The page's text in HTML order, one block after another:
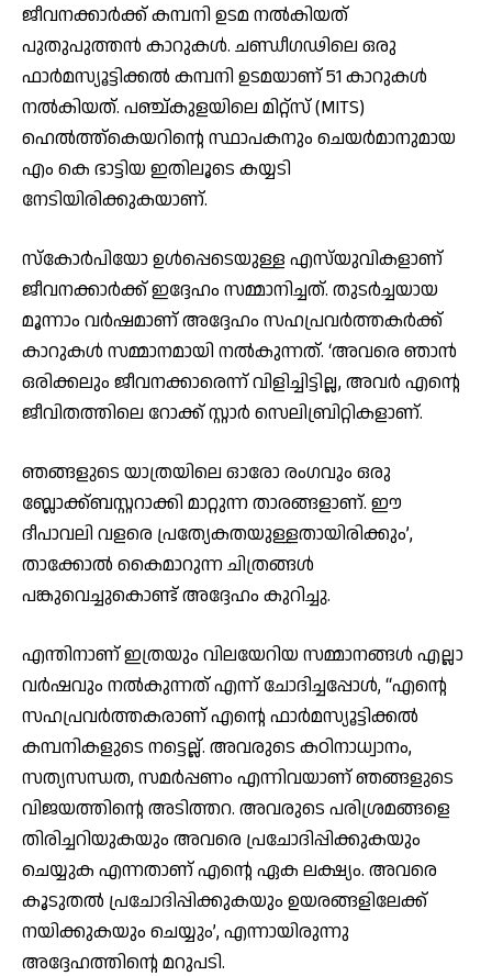
ജീവനക്കാർക്ക് കമ്പനി ഉടമ നൽകിയത്
പുതുപുത്തൻ കാറുകൾ. ചണ്ഡീഗഢിലെ ഒരു
ഫാർമസ്യൂട്ടിക്കൽ കമ്പനി ഉടമയാണ് 51 കാറുകൾ
നൽകിയത്. പഞ്ച്കുളയിലെ മിറ്റ്സ് (MITS)
ഹെൽത്ത്‌കെയറിൻ്റെ സ്ഥാപകനും ചെയർമാനുമായ
എം കെ ഭാട്ടിയ ഇതിലൂടെ കയ്യടി
നേടിയിരിക്കുകയാണ്.
സ്കോർപിയോ ഉൾപ്പെടെയുള്ള എസ്‌യുവികളാണ്
ജീവനക്കാർക്ക് ഇദ്ദേഹം സമ്മാനിച്ചത്. തുടർച്ചയായ
മൂന്നാം വർഷമാണ് അദ്ദേഹം സഹപ്രവർത്തകർക്ക്
കാറുകൾ സമ്മാനമായി നൽകുന്നത്. ‘അവരെ ഞാൻ
ഒരിക്കലും ജീവനക്കാരെന്ന് വിളിച്ചിട്ടില്ല, അവർ എന്റെ
ജീവിതത്തിലെ റോക്ക് സ്റ്റാർ സെലിബ്രിറ്റികളാണ്.
ഞങ്ങളുടെ യാത്രയിലെ ഓരോ രംഗവും ഒരു
ബ്ലോക്ക്ബസ്റ്ററാക്കി മാറ്റുന്ന താരങ്ങളാണ്. ഈ
ദീപാവലി വളരെ പ്രത്യേകതയുള്ളതായിരിക്കും’,
താക്കോൽ കൈമാറുന്ന ചിത്രങ്ങൾ
പങ്കുവെച്ചുകൊണ്ട് അദ്ദേഹം കുറിച്ചു.
എന്തിനാണ് ഇത്രയും വിലയേറിയ സമ്മാനങ്ങൾ എല്ലാ
വർഷവും നൽകുന്നത് എന്ന് ചോദിച്ചപ്പോൾ, “എന്റെ
സഹപ്രവർത്തകരാണ് എന്റെ ഫാർമസ്യൂട്ടിക്കൽ
കമ്പനികളുടെ നട്ടെല്ല്. അവരുടെ കഠിനാധ്വാനം,
സത്യസന്ധത, സമർപ്പണം എന്നിവയാണ് ഞങ്ങളുടെ
വിജയത്തിന്റെ അടിത്തറ. അവരുടെ പരിശ്രമങ്ങളെ
തിരിച്ചറിയുകയും അവരെ പ്രചോദിപ്പിക്കുകയും
ചെയ്യുക എന്നതാണ് എന്റെ ഏക ലക്ഷ്യം. അവരെ
കൂടുതൽ പ്രചോദിപ്പിക്കുകയും ഉയരങ്ങളിലേക്ക്
നയിക്കുകയും ചെയ്യും’, എന്നായിരുന്നു
അദ്ദേഹത്തിന്റെ മറുപടി.